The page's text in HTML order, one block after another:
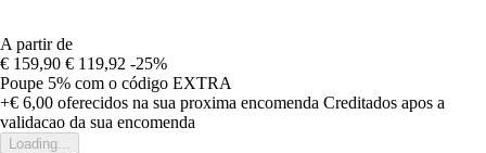
A partir de
€ 159,90 € 119,92 -25%
Poupe 5% com o código EXTRA
+€ 6,00 oferecidos na sua proxima encomenda Creditados apos a
validacao da sua encomenda
Loading...